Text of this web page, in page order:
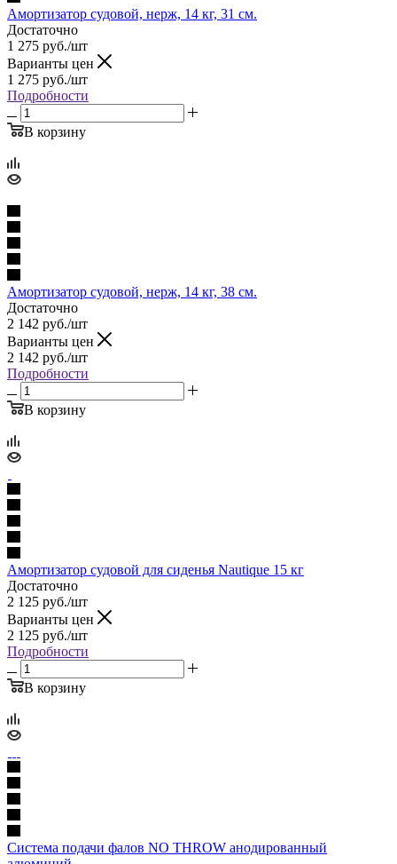
Амортизатор судовой, нерж, 14 кг, 31 см.
Достаточно
1 275 руб./шт
Варианты цен
1 275 руб./шт
Подробности
В корзину
Амортизатор судовой, нерж, 14 кг, 38 см.
Достаточно
2 142 руб./шт
Варианты цен
2 142 руб./шт
Подробности
В корзину
Амортизатор судовой для сиденья Nautique 15 кг
Достаточно
2 125 руб./шт
Варианты цен
2 125 руб./шт
Подробности
В корзину
Система подачи фалов NO THROW анодированный